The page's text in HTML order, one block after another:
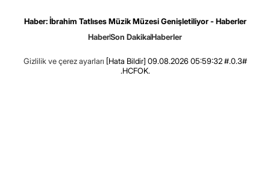
Haber: İbrahim Tatlıses Müzik Müzesi Genişletiliyor - Haberler
HaberSon DakikaHaberler
Gizlilik ve çerez ayarları [Hata Bildir] 09.08.2026 05:59:32 #.0.3#
.HCFOK.